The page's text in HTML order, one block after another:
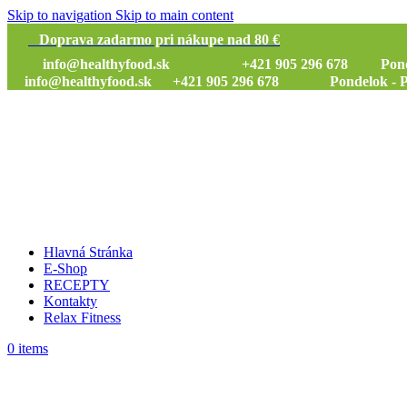
Skip to navigation Skip to main content
Doprava zadarmo pri nákupe nad 80 €
info@healthyfood.sk
+421 905 296 678
info@healthyfood.sk
+421 905 296 678 Pondelok -
Hlavná Stránka
E-Shop
RECEPTY
Kontakty
Relax Fitness
0 items